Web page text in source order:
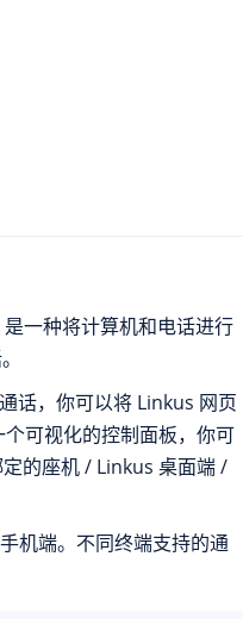
一种将计算机和电话进行
话，你可以将 Linkus 网页
可视化的控制面板，你可
的座机 / Linkus 桌面端 /
机端。不同终端支持的通